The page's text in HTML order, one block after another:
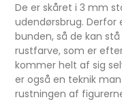
De er skåret i 3 mm
udendørsbrug. Derfor
bunden, så de kan
rustfarve, som er
kommer helt af sig
er også en teknik
rustningen af